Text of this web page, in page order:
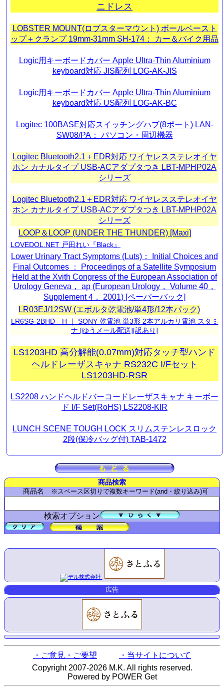
ニドレス
LOBSTER MOUNT(ロブスターマウント) ボールベースト
ップ＋クランプ 19mm-31mm SH-174： カー＆バイク用品
Logic用キーボードカバー Apple Ultra-Thin Aluminium
keyboard対応 JIS配列 LOG-AK-JIS
Logic用キーボードカバー Apple Ultra-Thin Aluminium
keyboard対応 US配列 LOG-AK-BC
Logitec 100BASE対応スイッチングハブ(8ポート) LAN-
SW08/PA： パソコン・周辺機器
Logitec Bluetooth2.1＋EDR対応 ワイヤレスステレオイヤ
ホン カナルタイプ USB-ACアダプタつき LBT-MPHP02A
シリーズ
Logitec Bluetooth2.1＋EDR対応 ワイヤレスステレオイヤ
ホン カナルタイプ USB-ACアダプタつき LBT-MPHP02A
シリーズ
LOOP＆LOOP (UNDER THE THUNDER) [Maxi]
LOVEDOL.NET 戸田れい『Black』
Lower Urinary Tract Symptoms (Luts)： Initial Choices and
Final Outcomes ： Proceedings of a Satellite Symposium
Held at the Xvith Congress of the European Association of
Urology Geneva， ap (European Urology， Volume 40，
Supplement 4， 2001) [ペーパーバック]
LR03EJ/12SW (エボルタ乾電池/単4形/12本パック)
LR6SG-2BHD＿H ｜ SONY 乾電池 単3形 2本アルカリ電池 スタミ
ナ [ゆうメール配送][訳あり]
LS1203HD 高分解能(0.07mm)対応タッチ型ハンド
ヘルドレーザスキャナ RS232C I/Fセット
LS1203HD-RSR
LS2208 ハンドヘルドバーコードレーザスキャナ キーボー
ド I/F Set(RoHS) LS2208-KIR
LUNCH SCENE TOUGH LOCK スリムステンレスロック
2段(保冷バッグ付) TAB-1472
商品検索
商品名
※スペース区切りで複数キーワード(and・絞り込み)可
検索オプション
広告
・ご意見・ご要望
・当サイトについて
Copyright 2007-2026 M.K. All rights reserved.
Powered by POWER Get